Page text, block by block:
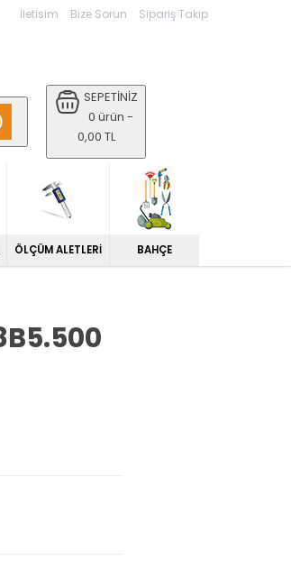
İletisim Bize Sorun Sipariş Takip
SEPETİNİZ
0 ürün -
0,00 TL
BAHÇE
ÖLÇÜM ALETLERİ